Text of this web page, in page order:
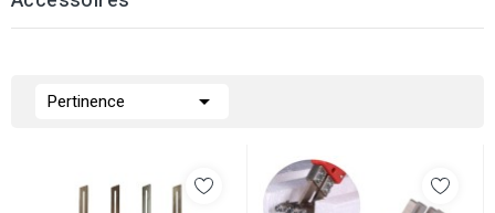
Pertinence 